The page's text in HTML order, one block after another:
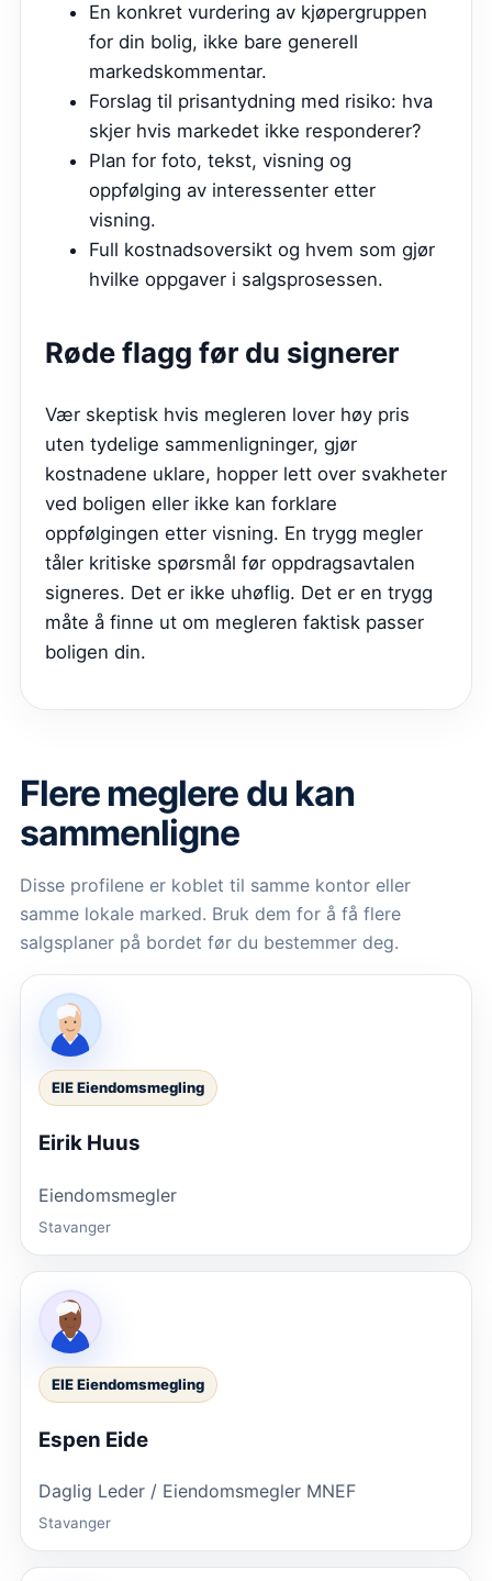
En konkret vurdering av kjøpergruppen
for din bolig, ikke bare generell
markedskommentar.
Forslag til prisantydning med risiko: hva
skjer hvis markedet ikke responderer?
Plan for foto, tekst, visning og
oppfølging av interessenter etter
visning.
Full kostnadsoversikt og hvem som gjør
hvilke oppgaver i salgsprosessen.
Røde flagg før du signerer
Vær skeptisk hvis megleren lover høy pris
uten tydelige sammenligninger, gjør
kostnadene uklare, hopper lett over svakheter
ved boligen eller ikke kan forklare
oppfølgingen etter visning. En trygg megler
tåler kritiske spørsmål før oppdragsavtalen
signeres. Det er ikke uhøflig. Det er en trygg
måte å finne ut om megleren faktisk passer
boligen din.
Flere meglere du kan
sammenligne
Disse profilene er koblet til samme kontor eller
samme lokale marked. Bruk dem for å få flere
salgsplaner på bordet før du bestemmer deg.
EIE Eiendomsmegling
Eirik Huus
Eiendomsmegler
Stavanger
EIE Eiendomsmegling
Espen Eide
Daglig Leder / Eiendomsmegler MNEF
Stavanger